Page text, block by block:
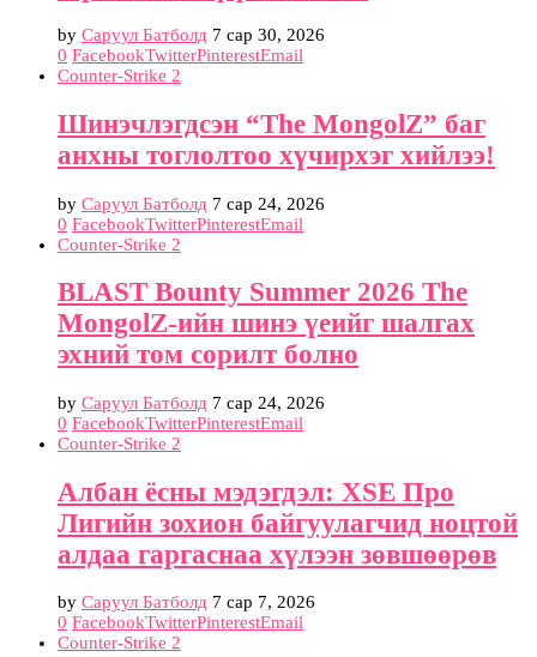
by Саруул Батболд 7 сар 30, 2026
0 FacebookTwitterPinterestEmail
Counter-Strike 2
Шинэчлэгдсэн “The MongolZ” баг
анхны тоглолтоо хүчирхэг хийлээ!
by Саруул Батболд 7 сар 24, 2026
0 FacebookTwitterPinterestEmail
Counter-Strike 2
BLAST Bounty Summer 2026 The
MongolZ-ийн шинэ үеийг шалгах
эхний том сорилт болно
by Саруул Батболд 7 сар 24, 2026
0 FacebookTwitterPinterestEmail
Counter-Strike 2
Албан ёсны мэдэгдэл: XSE Про
Лигийн зохион байгуулагчид ноцтой
алдаа гаргаснаа хүлээн зөвшөөрөв
by Саруул Батболд 7 сар 7, 2026
0 FacebookTwitterPinterestEmail
Counter-Strike 2